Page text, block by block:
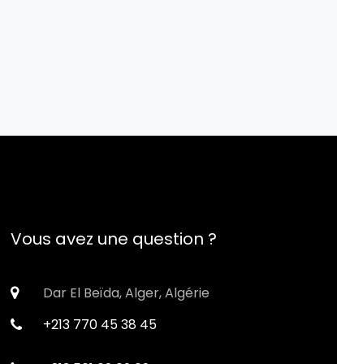
Vous avez une question ?
Dar El Beïda, Alger, Algérie
+213 770 45 38 45